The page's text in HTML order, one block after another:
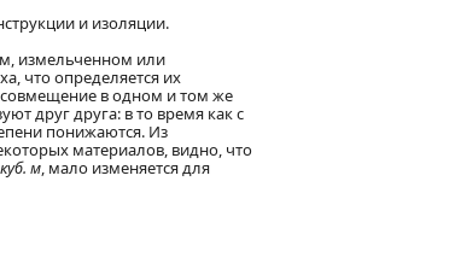
и изоляции.
измельченном или
что определяется их
в одном и том же
друг друга: в то время как с
понижаются. Из
материалов, видно, что
куб. м, мало изменяется для